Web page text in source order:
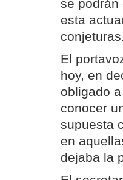
se podrán
esta
conjeturas.
El
hoy, en
obligado
conocer
supuesta
en
dejaba la